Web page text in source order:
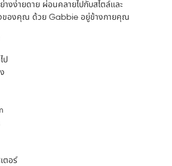
างง่ายดาย ผ่อนคลายไปกับสไตล์และ
งของคุณ ด้วย Gabbie อยู่ข้างกายคุณ
ป
ตอร์